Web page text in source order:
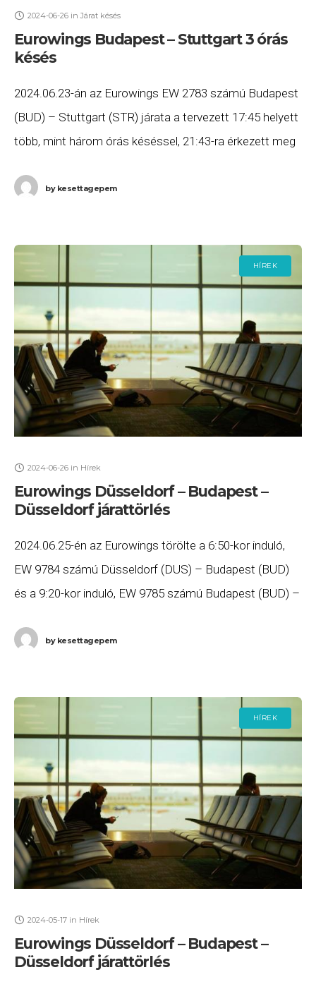
2024-06-26 in Járat késés
Eurowings Budapest – Stuttgart 3 órás
késés
2024.06.23-án az Eurowings EW 2783 számú Budapest
(BUD) – Stuttgart (STR) járata a tervezett 17:45 helyett
több, mint három órás késéssel, 21:43-ra érkezett meg
bykesettagepem
HÍREK
2024-06-26 in Hírek
Eurowings Düsseldorf – Budapest –
Düsseldorf járattörlés
2024.06.25-én az Eurowings törölte a 6:50-kor induló,
EW 9784 számú Düsseldorf (DUS) – Budapest (BUD)
és a 9:20-kor induló, EW 9785 számú Budapest (BUD) –
bykesettagepem
HÍREK
2024-05-17 in Hírek
Eurowings Düsseldorf – Budapest –
Düsseldorf járattörlés